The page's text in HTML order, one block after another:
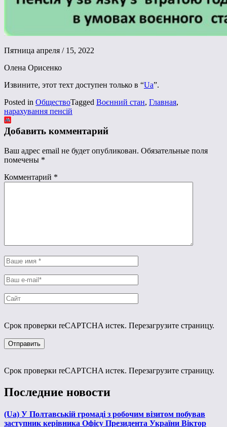
Пятница апреля / 15, 2022
Олена Орисенко
Извините, этот техт доступен только в “Ua”.
Posted in ОбществоTagged Воєнний стан, Главная,
нарахування пенсій
Добавить комментарий
Ваш адрес email не будет опубликован. Обязательные поля
помечены *
Комментарий *
Срок проверки reCAPTCHA истек. Перезагрузите страницу.
Срок проверки reCAPTCHA истек. Перезагрузите страницу.
Последние новости
(Ua) У Полтавській громаді з робочим візитом побував
заступник керівника Офісу Президента України Віктор